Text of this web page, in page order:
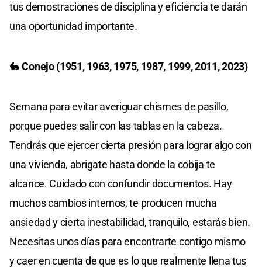
tus demostraciones de disciplina y eficiencia te darán
una oportunidad importante.
🐇Conejo (1951, 1963, 1975, 1987, 1999, 2011, 2023)
Semana para evitar averiguar chismes de pasillo,
porque puedes salir con las tablas en la cabeza.
Tendrás que ejercer cierta presión para lograr algo con
una vivienda, abrigate hasta donde la cobija te
alcance. Cuidado con confundir documentos. Hay
muchos cambios internos, te producen mucha
ansiedad y cierta inestabilidad, tranquilo, estarás bien.
Necesitas unos días para encontrarte contigo mismo
y caer en cuenta de que es lo que realmente llena tus